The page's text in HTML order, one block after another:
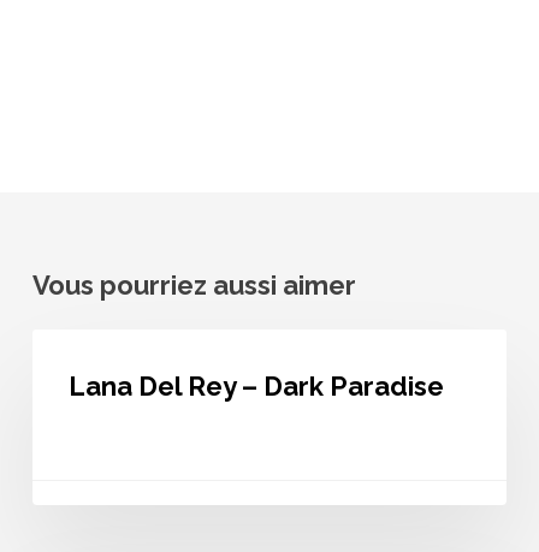
Vous pourriez aussi aimer
Lana Del Rey – Dark Paradise